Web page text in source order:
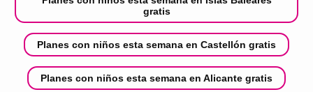
gratis
Planes con niños esta semana en Castellón gratis
Planes con niños esta semana en Alicante gratis